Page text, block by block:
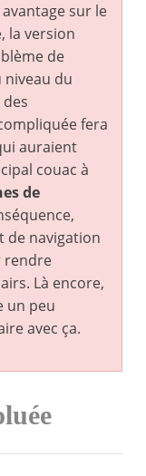
sur le
la version
de
niveau du
fera
auraient
couac à
de
de navigation
rendre
Là encore,
un peu
avec ça.